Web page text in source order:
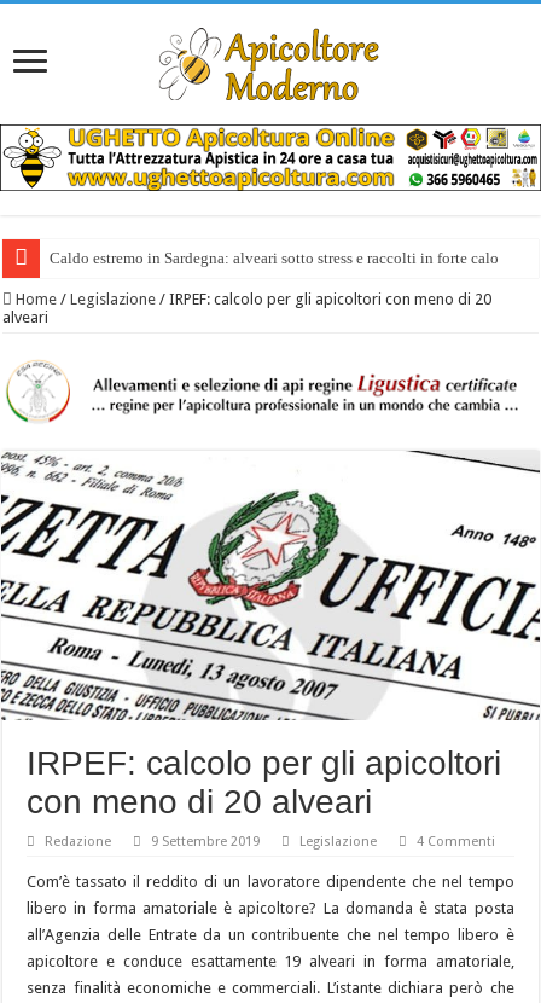
Caldo estremo in Sardegna: alveari sotto stress e raccolti in forte calo
Home / Legislazione / IRPEF: calcolo per gli apicoltori con meno di 20
alveari
IRPEF: calcolo per gli apicoltori
con meno di 20 alveari
Redazione 9 Settembre 2019 Legislazione 4 Commenti
Com’è tassato il reddito di un lavoratore dipendente che nel tempo
libero in forma amatoriale è apicoltore? La domanda è stata posta
all’Agenzia delle Entrate da un contribuente che nel tempo libero è
apicoltore e conduce esattamente 19 alveari in forma amatoriale,
senza finalità economiche e commerciali. L’istante dichiara però che